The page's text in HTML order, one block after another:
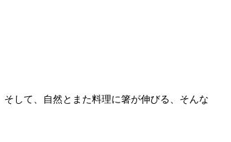
して、自然とまた料理に箸が伸びる、そんな